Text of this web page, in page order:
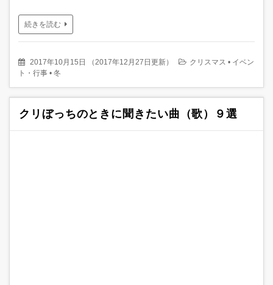
続きを読む
2017年10月15日 （2017年12月27日更新） クリスマス • イベン
ト・行事 • 冬
クリぼっちのときに聞きたい曲（歌）９選